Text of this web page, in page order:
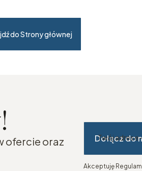
do Strony głównej
ofercie oraz
Twój adres
Dołącz do
Akceptuję